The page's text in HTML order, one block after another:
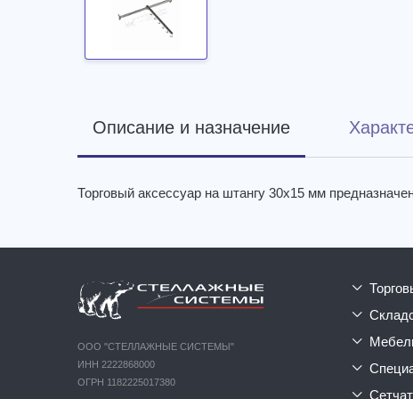
Описание и назначение
Торговый аксессуар на штангу 30х15 мм
ООО "СТЕЛЛАЖНЫЕ СИСТЕМЫ"
ИНН 2222868000
ОГРН 1182225017380